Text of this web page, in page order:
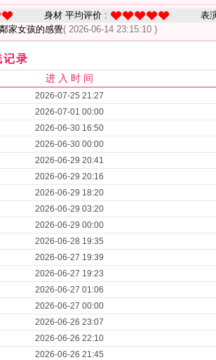
身材 平均评价 : 表
家女孩的感覺( 2026-06-14 23:15:10 )
录
进 入 时 间
2026-07-25 21:27
2026-07-01 00:00
2026-06-30 16:50
2026-06-30 00:00
2026-06-29 20:41
2026-06-29 20:16
2026-06-29 18:20
2026-06-29 03:20
2026-06-29 00:00
2026-06-28 19:35
2026-06-27 19:39
2026-06-27 19:23
2026-06-27 01:06
2026-06-27 00:00
2026-06-26 23:07
2026-06-26 22:10
2026-06-26 21:45